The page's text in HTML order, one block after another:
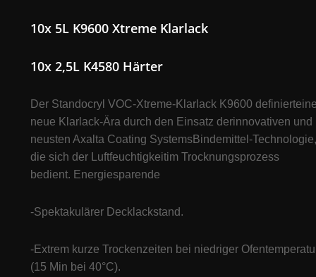
10x 5L K9600 Xtreme Klarlack
10x 2,5L K4580 Härter
Der Standocryl VOC-Xtreme-Klarlack K9600
neue Klarlack-Ära durch den Einsatz derinnovativen und
neusten Axalta Coating SystemsBindemittel-Technologie,
die sich der Luftfeuchtigkeitim Trocknungsprozess
bedient. Energiesparende
-Spektakulärer Decklackstand.
-Extrem kurze Trockenzeiten bei niedriger
(15 Min bei 40°C).